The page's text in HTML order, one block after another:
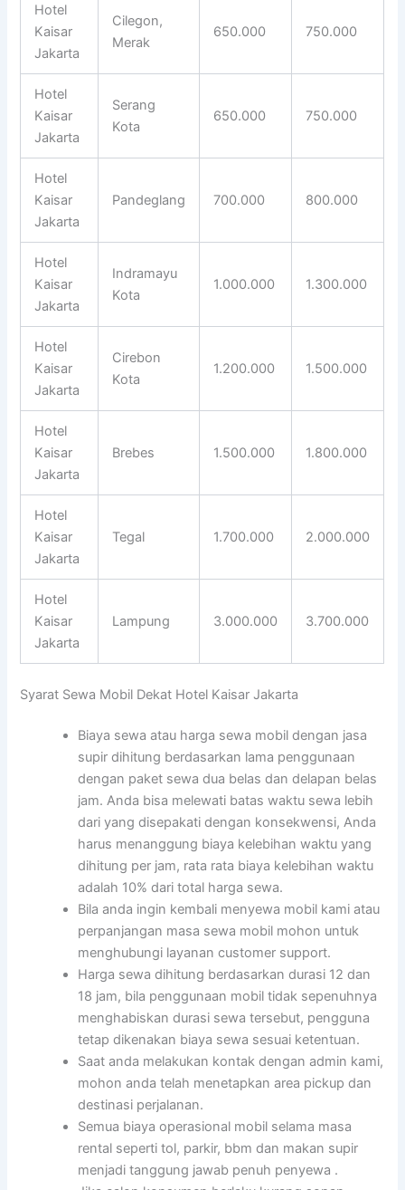
Hotel
Kaisar
Jakarta
Cilegon,
Merak
650.000 750.000
Hotel
Kaisar
Jakarta
Serang
Kota
650.000 750.000
Hotel
Kaisar
Jakarta
Pandeglang 700.000 800.000
Hotel
Kaisar
Jakarta
Indramayu
Kota
1.000.000 1.300.000
Hotel
Kaisar
Jakarta
Cirebon
Kota
1.200.000 1.500.000
Hotel
Kaisar
Jakarta
Brebes 1.500.000 1.800.000
Hotel
Kaisar
Jakarta
Tegal 1.700.000 2.000.000
Hotel
Kaisar
Jakarta
Lampung 3.000.000 3.700.000
Syarat Sewa Mobil Dekat Hotel Kaisar Jakarta
Biaya sewa atau harga sewa mobil dengan jasa
supir dihitung berdasarkan lama penggunaan
dengan paket sewa dua belas dan delapan belas
jam. Anda bisa melewati batas waktu sewa lebih
dari yang disepakati dengan konsekwensi, Anda
harus menanggung biaya kelebihan waktu yang
dihitung per jam, rata rata biaya kelebihan waktu
adalah 10% dari total harga sewa.
Bila anda ingin kembali menyewa mobil kami atau
perpanjangan masa sewa mobil mohon untuk
menghubungi layanan customer support.
Harga sewa dihitung berdasarkan durasi 12 dan
18 jam, bila penggunaan mobil tidak sepenuhnya
menghabiskan durasi sewa tersebut, pengguna
tetap dikenakan biaya sewa sesuai ketentuan.
Saat anda melakukan kontak dengan admin kami,
mohon anda telah menetapkan area pickup dan
destinasi perjalanan.
Semua biaya operasional mobil selama masa
rental seperti tol, parkir, bbm dan makan supir
menjadi tanggung jawab penuh penyewa .